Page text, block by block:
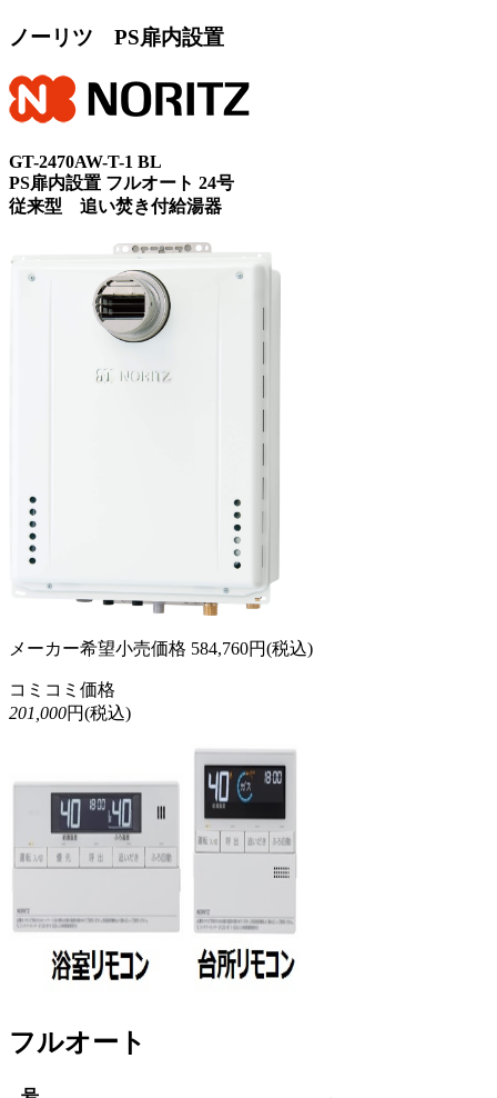
ノーリツ PS扉内設置
GT-2470AW-T-1 BL
PS扉内設置 フルオート 24号
従来型 追い焚き付給湯器
メーカー希望小売価格 584,760円(税込)
コミコミ価格
201,000円(税込)
フルオート